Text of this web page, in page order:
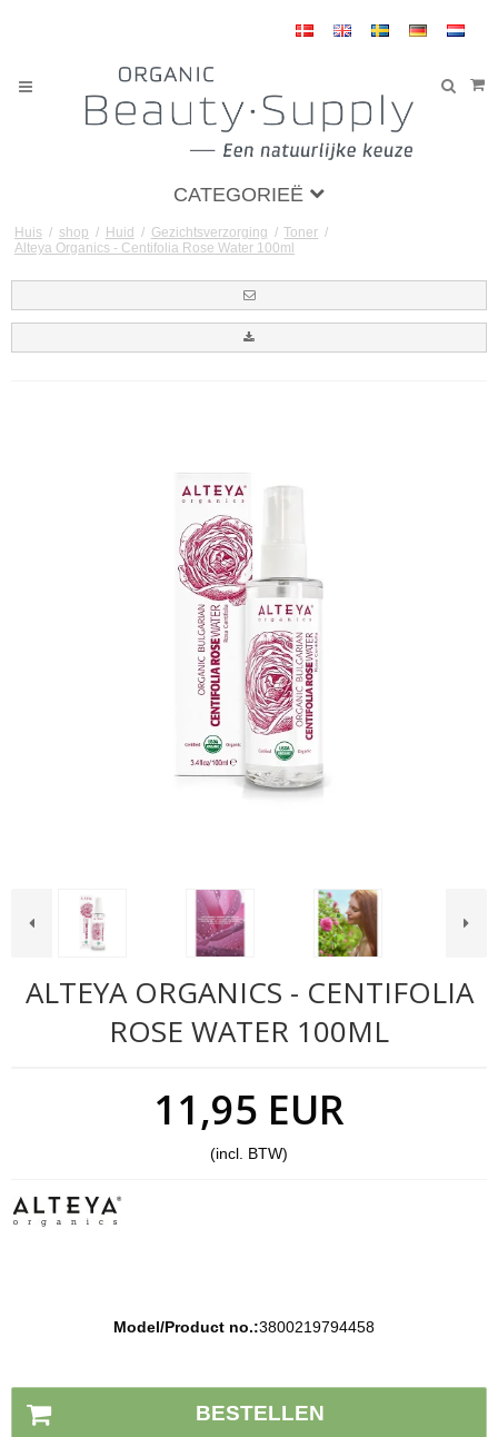
CATEGORIEË
Huis / shop / Huid / Gezichtsverzorging / Toner /
Alteya Organics - Centifolia Rose Water 100ml
ALTEYA ORGANICS - CENTIFOLIA
ROSE WATER 100ML
11,95 EUR
(incl. BTW)
Model/Product no.:3800219794458
BESTELLEN